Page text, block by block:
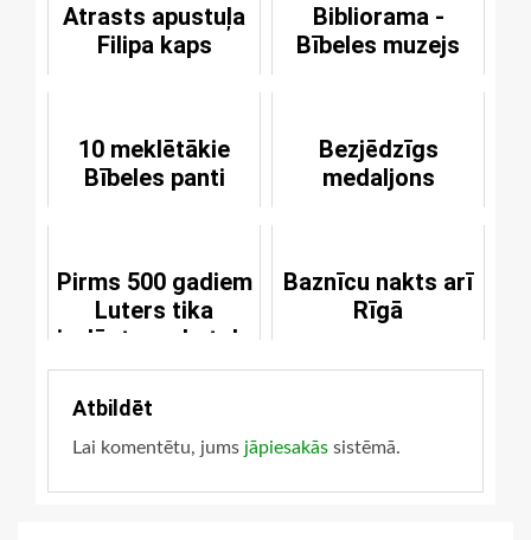
Atrasts apustuļa
Filipa kaps
Bibliorama -
Bībeles muzejs
10 meklētākie
Bībeles panti
Bezjēdzīgs
medaljons
Pirms 500 gadiem
Luters tika
izslēgts no katoļu
baznīcas
Baznīcu nakts arī
Rīgā
Atbildēt
Lai komentētu, jums jāpiesakās sistēmā.